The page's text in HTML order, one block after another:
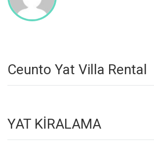
Ceunto Yat Villa Rental
YAT KİRALAMA